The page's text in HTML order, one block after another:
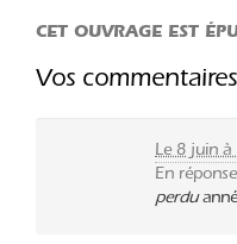
CET OUVRAGE EST
Vos commentaires
Le 8 juin à
En
perdu